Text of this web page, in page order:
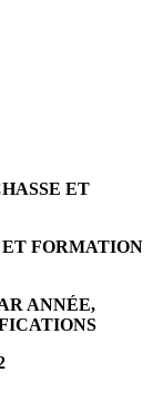
ET
FORMATION
ANNÉE,